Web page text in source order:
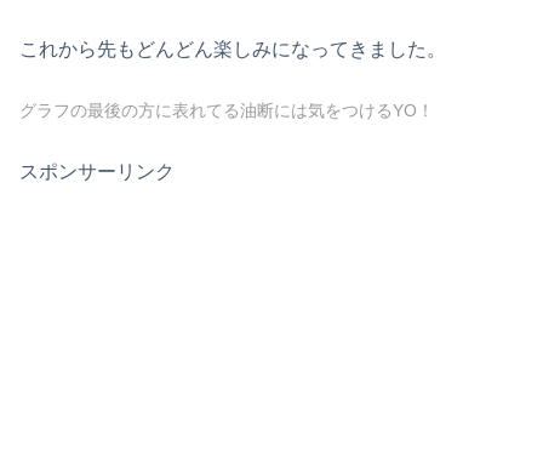
これから先もどんどん楽しみになってきました。
グラフの最後の方に表れてる油断には気をつけるYO！
スポンサーリンク